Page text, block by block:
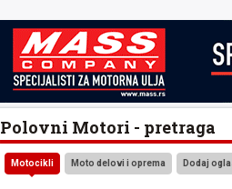
Polovni Motori - pretraga
Motocikli Moto delovi i oprema Dodaj